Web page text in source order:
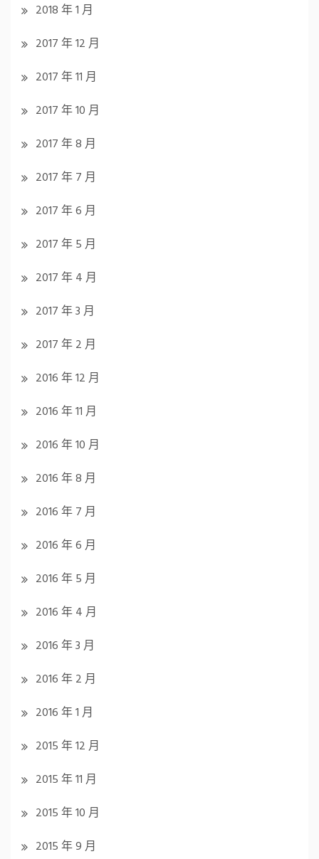
2018 年 1 月
2017 年 12 月
2017 年 11 月
2017 年 10 月
2017 年 8 月
2017 年 7 月
2017 年 6 月
2017 年 5 月
2017 年 4 月
2017 年 3 月
2017 年 2 月
2016 年 12 月
2016 年 11 月
2016 年 10 月
2016 年 8 月
2016 年 7 月
2016 年 6 月
2016 年 5 月
2016 年 4 月
2016 年 3 月
2016 年 2 月
2016 年 1 月
2015 年 12 月
2015 年 11 月
2015 年 10 月
2015 年 9 月